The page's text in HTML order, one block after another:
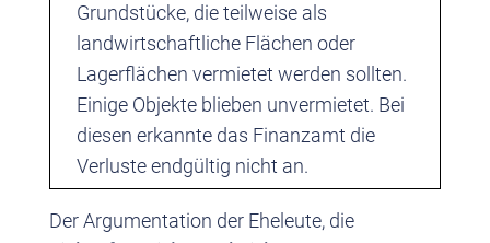
Grundstücke, die teilweise als
landwirtschaftliche Flächen oder
Lagerflächen vermietet werden sollten.
Einige Objekte blieben unvermietet. Bei
diesen erkannte das Finanzamt die
Verluste endgültig nicht an.
Der Argumentation der Eheleute, die